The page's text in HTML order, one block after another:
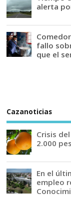
alerta
fallo
que el
Cazanoticias
Crisis
2.000
En el
empleo